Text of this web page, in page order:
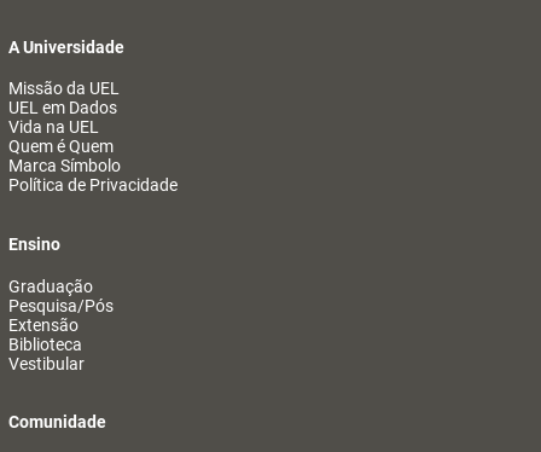
A Universidade
Missão da UEL
UEL em Dados
Vida na UEL
Quem é Quem
Marca Símbolo
Política de Privacidade
Ensino
Graduação
Pesquisa/Pós
Extensão
Biblioteca
Vestibular
Comunidade